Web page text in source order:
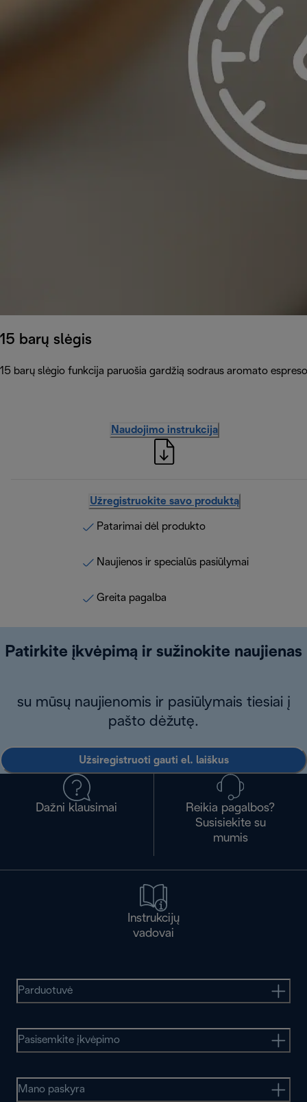
15 barų slėgis
15 barų slėgio funkcija paruošia gardžią sodraus aromato
Naudojimo instrukcija
Užregistruokite savo produktą
Patarimai dėl produkto
Naujienos ir specialūs pasiūlymai
Greita pagalba
Patirkite įkvėpimą ir sužinokite naujienas
su mūsų naujienomis ir pasiūlymais tiesiai į
pašto dėžutę.
Užsiregistruoti gauti el. laiškus
Dažni klausimai
Reikia pagalbos?
Susisiekite su
mumis
Instrukcijų
vadovai
Parduotuvė
Pasisemkite įkvėpimo
Mano paskyra